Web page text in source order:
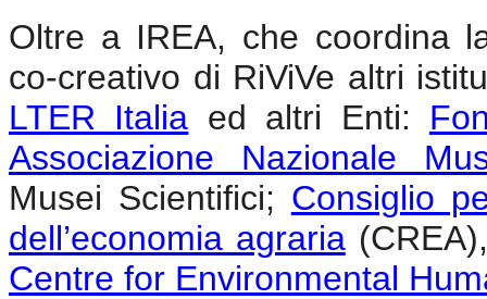
Oltre a IREA, che coordina
co-creativo di RiViVe altri
LTER Italia ed altri Enti:
Associazione Nazionale
Musei Scientifici; Consiglio
dell’economia agraria
Centre for Environmental